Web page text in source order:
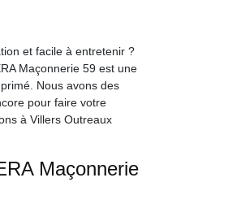
et facile à entretenir ?
Maçonnerie 59 est une
Nous avons des
pour faire votre
à Villers Outreaux
Maçonnerie